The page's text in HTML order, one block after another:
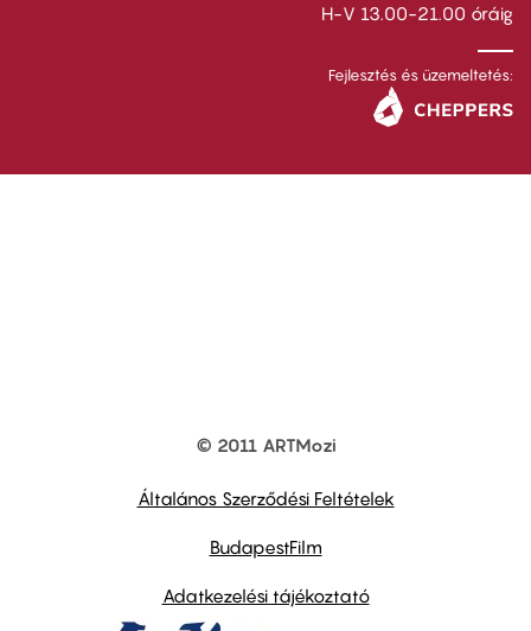
H-V 13.00-21.00 óráig
Fejlesztés és üzemeltetés:
© 2011 ARTMozi
Általános Szerződési Feltételek
BudapestFilm
Adatkezelési tájékoztató